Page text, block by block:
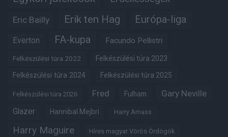
Eric Bailly Erik ten Hag Európa-liga
Everton FA-kupa Facundo Pellistri
Felkészülési túra 2022 Felkészülési túra 2023
Felkészülési túra 2024 Felkészülési túra 2025
Felkészülési túra 2026 Fred Fulham Gary Neville
Glazer Hannibal Mejbri Harry Amass
Harry Maguire Híres magyar Vörös Ördögök